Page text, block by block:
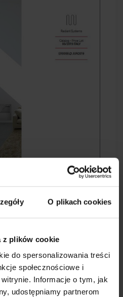
O plikach cookies
z plików cookie
do spersonalizowania treści
społecznościowe i
Informacje o tym, jak
udostępniamy partnerom
oraz wentylacja
ciepła (HRV) dla